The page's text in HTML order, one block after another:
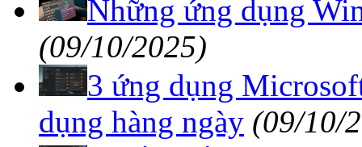
Những ứng dụng
(09/10/2025)
3 ứng dụng
dụng hàng ngày (09/10/